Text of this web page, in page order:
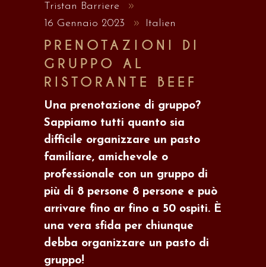
Tristan Barriere
16 Gennaio 2023
Italien
PRENOTAZIONI DI
GRUPPO AL
RISTORANTE BEEF
Una prenotazione di gruppo?
Sappiamo tutti quanto sia
difficile organizzare un pasto
familiare, amichevole o
professionale con un gruppo di
più di 8 persone 8 persone e può
arrivare fino ar fino a 50 ospiti. È
una vera sfida per chiunque
debba organizzare un pasto di
gruppo!